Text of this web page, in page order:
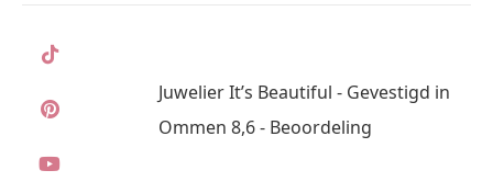
Juwelier It’s Beautiful - Gevestigd in
Ommen 8,6 - Beoordeling